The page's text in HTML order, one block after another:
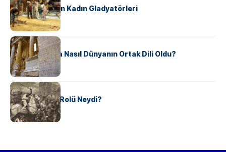
Antik Roma’nın Kadın Gladyatörleri
KÜLTÜR
Antik Yunanca Nasıl Dünyanın Ortak Dili Oldu?
KÜLTÜR
Valdensler’in Rolü Neydi?